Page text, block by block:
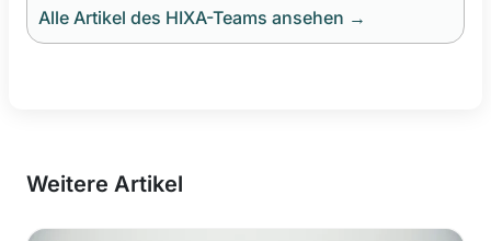
Alle Artikel des HIXA-Teams ansehen →
Weitere Artikel